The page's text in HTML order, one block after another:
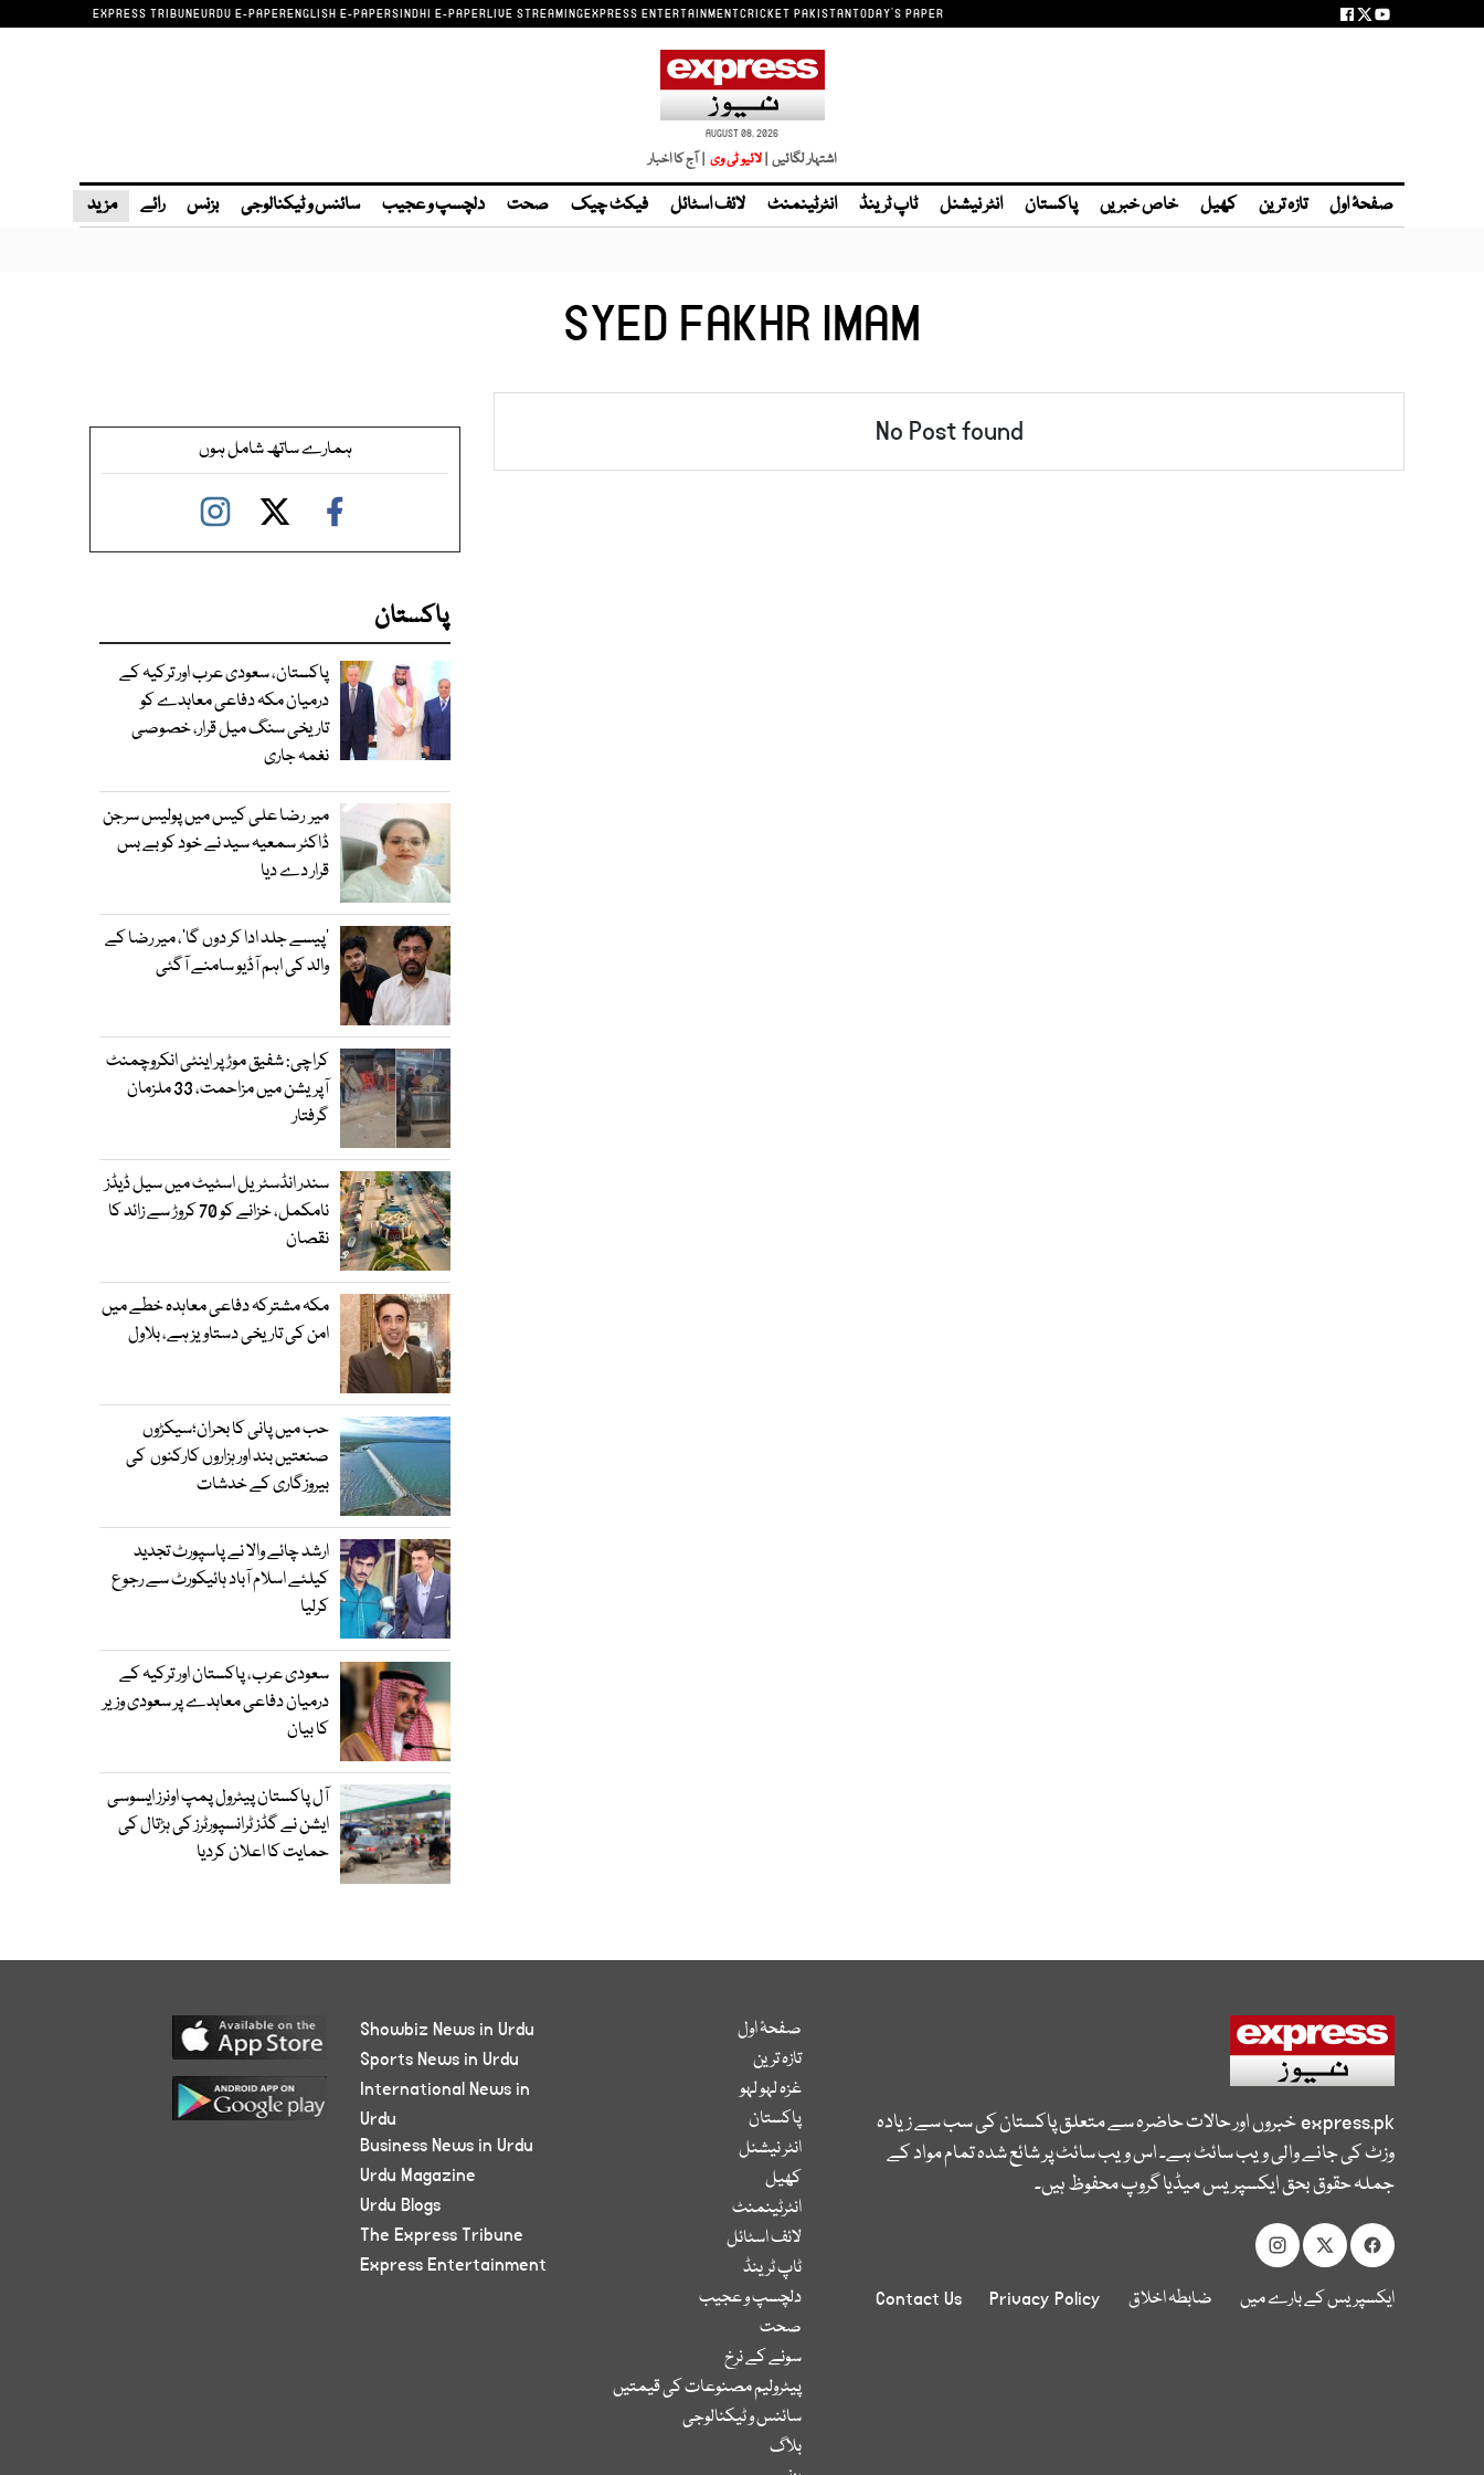
EXPRESS TRIBUNEURDU E-PAPERENGLISH E-PAPERSINDHI E-PAPERLIVE STREAMINGEXPRESS ENTERTAINMENTCRICKET PAKISTANTODAY'S PAPER
AUGUST 08, 2026
اشتہار لگائیں | | آج کا اخبار
صفحۂ اول تازہ ترین کھیل خاص خبریں پاکستان انٹر نیشنل ٹاپ ٹرینڈ انٹرٹینمنٹ لائف اسٹائل فیکٹ چیک صحت دلچسپ و عجیب سائنس و ٹیکنالوجی بزنس رائے مزید
SYED FAKHR IMAM
No Post found ہمارے ساتھ شامل ہوں
پاکستان
پاکستان، سعودی عرب اور ترکیہ کے
درمیان مکہ دفاعی معاہدے کو
تاریخی سنگ میل قرار، خصوصی
نغمہ جاری
میر رضا علی کیس میں پولیس سرجن
ڈاکٹر سمعیہ سید نے خود کو بے بس
قرار دے دیا
’پیسے جلد ادا کر دوں گا‘، میر رضا کے
والد کی اہم آڈیو سامنے آگئی
کراچی: شفیق موڑ پر اینٹی انکروچمنٹ
آپریشن میں مزاحمت، 33 ملزمان
گرفتار
سندر انڈسٹریل اسٹیٹ میں سیل ڈیڈز
نامکمل، خزانے کو 70 کروڑ سے زائد کا
نقصان
مکہ مشترکہ دفاعی معاہدہ خطے میں
امن کی تاریخی دستاویز ہے، بلاول
حب میں پانی کا بحران؛سیکڑوں
صنعتیں بند اور ہزاروں کارکنوں کی
بیروزگاری کے خدشات
ارشد چائے والا نے پاسپورٹ تجدید
کیلئے اسلام آباد ہائیکورٹ سے رجوع
کرلیا
سعودی عرب، پاکستان اور ترکیہ کے
درمیان دفاعی معاہدے پر سعودی وزیر
کا بیان
آل پاکستان پیٹرول پمپ اونرز ایسوسی
ایشن نے گڈز ٹرانسپورٹرز کی ہڑتال کی
حمایت کا اعلان کردیا
express.pkخبروں اور حالات حاضرہ سے متعلق پاکستان کی سب سے زیادہ
وزٹ کی جانے والی ویب سائٹ ہے۔ اس ویب سائٹ پر شائع شدہ تمام مواد کے
جملہ حقوق بحق ایکسپریس میڈیا گروپ محفوظ ہیں۔
ایکسپریس کے بارے میں ضابطہ اخلاق Privacy Policy
Contact Us
صفحۂ اول
تازہ ترین
غزہ لہو لہو
پاکستان
انٹر نیشنل
کھیل
انٹرٹینمنٹ
لائف اسٹائل
ٹاپ ٹرینڈ
دلچسپ و عجیب
صحت
سونے کے نرخ
پیٹرولیم مصنوعات کی قیمتیں
سائنس و ٹیکنالوجی
بلاگ
Showbiz News in Urdu
Sports News in Urdu
International News in
Urdu
Business News in Urdu
Urdu Magazine
Urdu Blogs
The Express Tribune
Express Entertainment